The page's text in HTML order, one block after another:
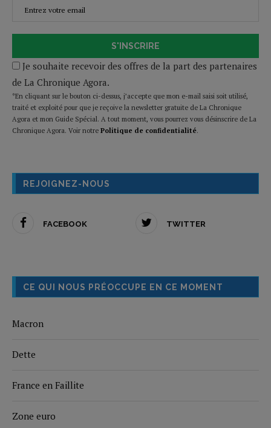
S'INSCRIRE
Je souhaite recevoir des offres de la part des partenaires
de La Chronique Agora.
*En cliquant sur le bouton ci-dessus, j’accepte que mon e-mail saisi soit utilisé,
traité et exploité pour que je reçoive la newsletter gratuite de La Chronique
Agora et mon Guide Spécial. A tout moment, vous pourrez vous désinscrire de La
Chronique Agora. Voir notre Politique de confidentialité.
REJOIGNEZ-NOUS
FACEBOOK TWITTER
CE QUI NOUS PRÉOCCUPE EN CE MOMENT
Macron
Dette
France en Faillite
Zone euro